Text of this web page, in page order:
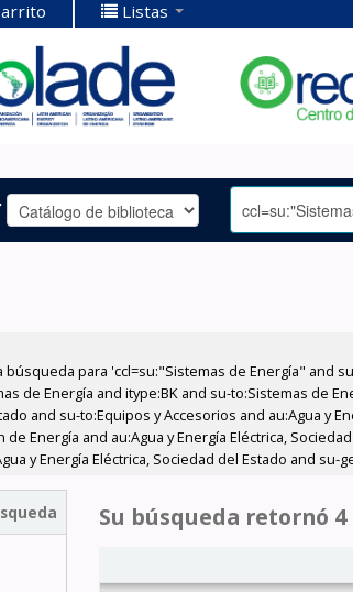
Listas
para 'ccl=su:"Sistemas de Energía" and
de Energía and itype:BK and su-to:Sistemas de
and su-to:Equipos y Accesorios and au:Agua y
de Energía and au:Agua y Energía Eléctrica,
y Energía Eléctrica, Sociedad del Estado and su-
Su búsqueda retornó